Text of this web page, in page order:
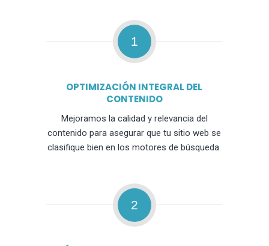
1
OPTIMIZACIÓN INTEGRAL DEL
CONTENIDO
Mejoramos la calidad y relevancia del
contenido para asegurar que tu sitio web se
clasifique bien en los motores de búsqueda.
2